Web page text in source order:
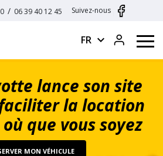
/ 06 39 40 12 45 Suivez-nous
FR expand_more
lance son site
la location
que vous soyez
MON VÉHICULE